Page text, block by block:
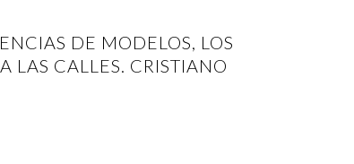
DE MODELOS, LOS
LAS CALLES. CRISTIANO